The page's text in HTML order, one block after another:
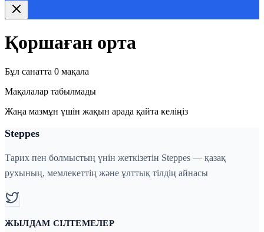
Қоршаған орта
Бұл санатта 0 мақала
Мақалалар табылмады
Жаңа мазмұн үшін жақын арада қайта келіңіз
Steppes
Тарих пен болмыстың үнін жеткізетін Steppes — қазақ
рухының, мемлекеттің және ұлттық тілдің айнасы
ЖЫЛДАМ СІЛТЕМЕЛЕР